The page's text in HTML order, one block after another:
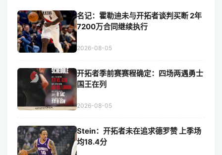
名记：霍勒迪未与开拓者谈判买断 2年
7200万合同继续执行
2026-08-05
开拓者季前赛赛程确定：四场两遇勇士
国王在列
2026-08-05
Stein：开拓者未在追求德罗赞 上季场
均18.4分